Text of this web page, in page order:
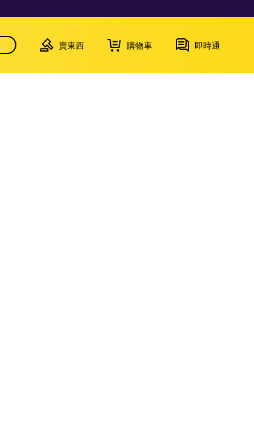
賣東西 購物車 即時通